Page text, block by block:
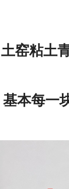
土窑粘土
基本每一